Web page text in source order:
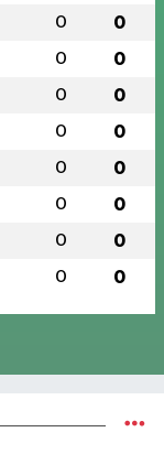
0 0
0 0
0 0
0 0
0 0
0 0
0 0
0 0